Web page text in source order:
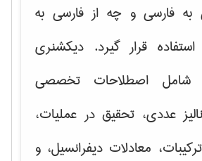
به فارسی و چه از فارسی به
قرار گیرد. دیکشنری
شامل اصطلاحات تخصصی
عددی، تحقیق در عملیات،
معادلات دیفرانسیل، و